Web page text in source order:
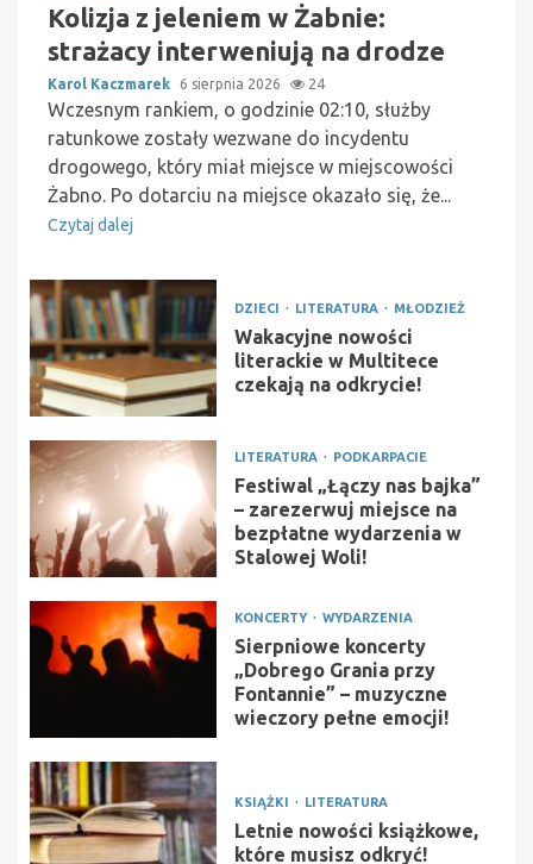
Kolizja z jeleniem w Żabnie:
strażacy interweniują na drodze
Karol Kaczmarek 6 sierpnia 2026 24
Wczesnym rankiem, o godzinie 02:10, służby
ratunkowe zostały wezwane do incydentu
drogowego, który miał miejsce w miejscowości
Żabno. Po dotarciu na miejsce okazało się, że...
Czytaj dalej
DZIECI LITERATURA MŁODZIEŻ
Wakacyjne nowości
literackie w Multitece
czekają na odkrycie!
LITERATURA PODKARPACIE
Festiwal „Łączy nas bajka”
– zarezerwuj miejsce na
bezpłatne wydarzenia w
Stalowej Woli!
KONCERTY WYDARZENIA
Sierpniowe koncerty
„Dobrego Grania przy
Fontannie” – muzyczne
wieczory pełne emocji!
KSIĄŻKI LITERATURA
Letnie nowości książkowe,
które musisz odkryć!